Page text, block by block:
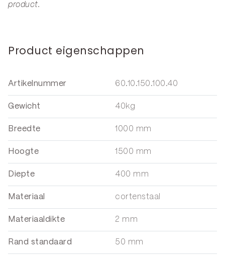
product.
Product eigenschappen
Artikelnummer 60.10.150.100.40
Gewicht 40kg
Breedte 1000 mm
Hoogte 1500 mm
Diepte 400 mm
Materiaal cortenstaal
Materiaaldikte 2 mm
Rand standaard 50 mm